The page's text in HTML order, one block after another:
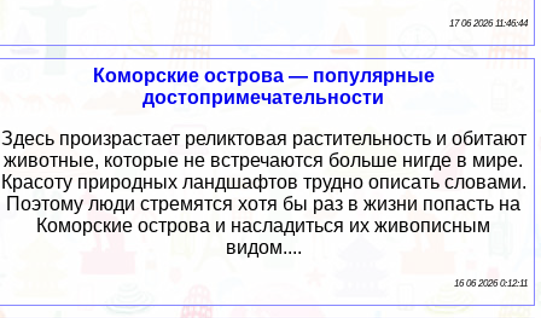
17 06 2026 11:46:44
Коморские острова — популярные
достопримечательности
Здесь произрастает реликтовая растительность и обитают
животные, которые не встречаются больше нигде в мире.
Красоту природных ландшафтов трудно описать словами.
Поэтому люди стремятся хотя бы раз в жизни попасть на
Коморские острова и насладиться их живописным
видом....
16 06 2026 0:12:11